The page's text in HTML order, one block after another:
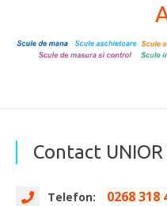
Contact UNIOR
Telefon: 0268 318